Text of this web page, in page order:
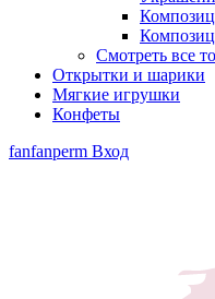
Смотреть все
Открытки и шарики
Мягкие игрушки
Конфеты
fanfanperm Вход